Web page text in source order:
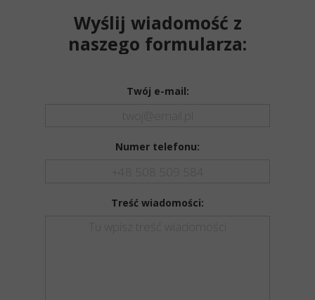
Twój e-mail:
Numer telefonu:
Treść wiadomości:
Wyślij wiadomość z
naszego formularza: